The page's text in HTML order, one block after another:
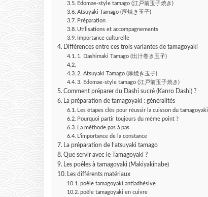
Edomae-style tamago (江戸前玉子焼き)
Atsuyaki Tamago (厚焼き玉子)
Préparation
Utilisations et accompagnements
Importance culturelle
Différences entre ces trois variantes de tamagoyaki
1. Dashimaki Tamago (出汁巻き玉子)
2. Atsuyaki Tamago (厚焼き玉子)
3. Edomae-style tamago (江戸前玉子焼き)
Comment préparer du Dashi sucré (Kanro Dashi) ?
La préparation de tamagoyaki : généralités
Les étapes clés pour réussir la cuisson du tamagoyaki
Pourquoi partir toujours du même point ?
La méthode pas à pas
L’importance de la constance
La préparation de l’atsuyaki tamago
Que servir avec le Tamagoyaki ?
Les poêles à tamagoyaki (Makiyakinabe)
Les différents matériaux
poêle tamagoyaki antiadhésive
poêle tamagoyaki en cuivre